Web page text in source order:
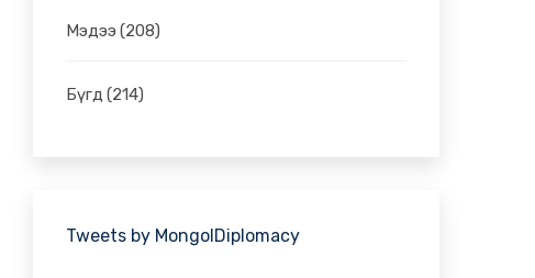
Мэдээ (208)
Бүгд (214)
Tweets by MongolDiplomacy